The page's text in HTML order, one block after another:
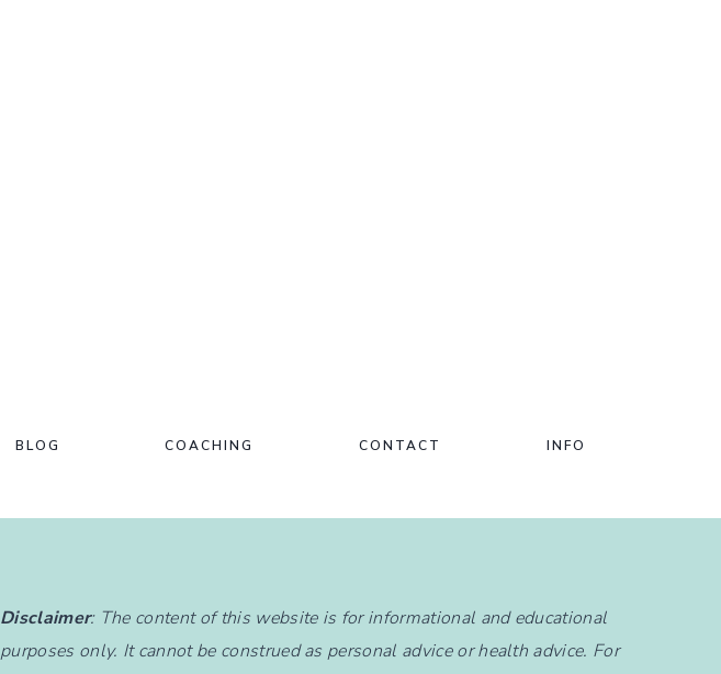
BLOG COACHING CONTACT INFO
Disclaimer: The content of this website is for informational and educational
purposes only. It cannot be construed as personal advice or health advice. For